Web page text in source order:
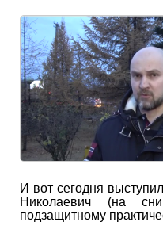
И вот сегодня
Николаевич (на
подзащитному